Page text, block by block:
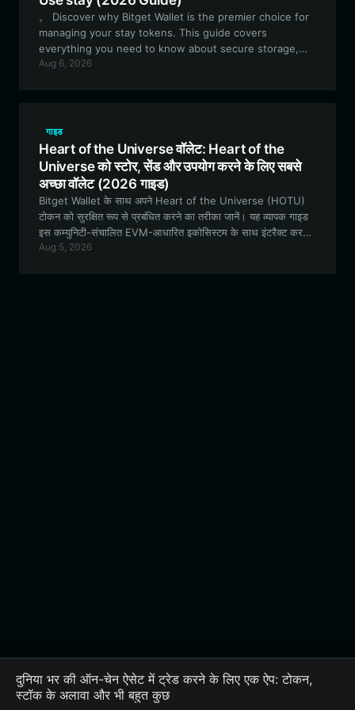
。 Discover why Bitget Wallet is the premier choice for
managing your stay tokens. This guide covers
everything you need to know about secure storage,
Solana-based meme coin trading, and participating in
गाइड आपको सुरक्षित स्टोरेज, सोलाना-आधारित मीम कॉइन ट्रेडिंग, और
stay इकोसिस्टम की अनूठी कम्युनिटी-संचालित संस्कृति में भाग लेने के लिए
आवश्यक हर जानकारी प्रदान करती है।
Aug 6, 2026
गाइड
Heart of the Universe वॉलेट: Heart of the
Universe को स्टोर, सेंड और उपयोग करने के लिए सबसे
अच्छा वॉलेट (2026 गाइड)
Bitget Wallet के साथ अपने Heart of the Universe (HOTU)
टोकन को सुरक्षित रूप से प्रबंधित करने का तरीका जानें। यह व्यापक गाइड
इस कम्युनिटी-संचालित EVM-आधारित इकोसिस्टम के साथ इंटरैक्ट करने
के लिए सबसे अच्छे वॉलेट के बारे में वह सब कुछ बताती है जो आपको जानना
Aug 5, 2026
दुनिया भर की ऑन-चेन ऐसेट में ट्रेड करने के लिए एक ऐप: टोकन,
स्टॉक के अलावा और भी बहुत कुछ